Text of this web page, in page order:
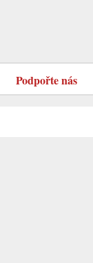
Podpořte nás